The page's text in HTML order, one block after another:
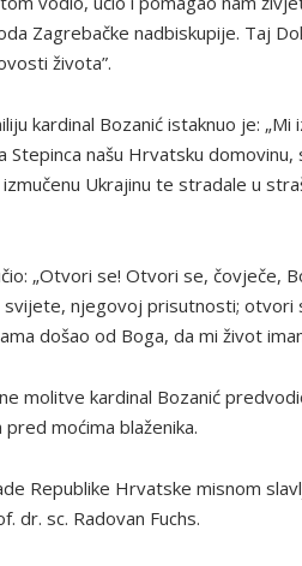
Zagrebačke nadbiskupije. Taj
života”.
kardinal Bozanić istaknuo je:
Stepinca našu Hrvatsku
Ukrajinu te stradale u
„Otvori se! Otvori se, čovječe,
svijete, njegovoj prisutnosti;
došao od Boga, da mi život
molitve kardinal Bozanić
pred moćima blaženika.
Republike Hrvatske misnom
dr. sc. Radovan Fuchs.